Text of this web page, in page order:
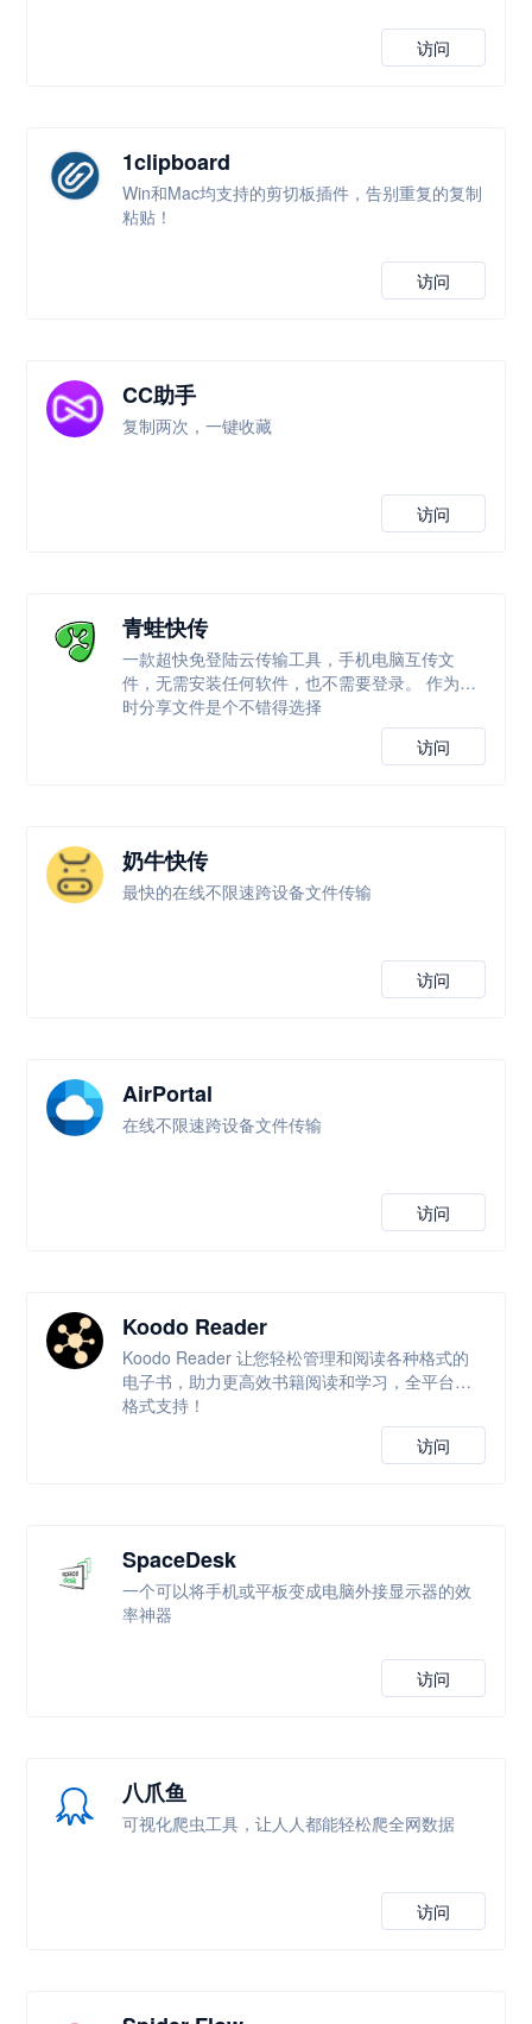
访问
1clipboard
Win和Mac均支持的剪切板插件，告别重复的复制
粘贴！
访问
CC助手
复制两次，一键收藏
访问
青蛙快传
一款超快免登陆云传输工具，手机电脑互传文
件，无需安装任何软件，也不需要登录。 作为临
时分享文件是个不错得选择
访问
奶牛快传
最快的在线不限速跨设备文件传输
访问
AirPortal
在线不限速跨设备文件传输
访问
Koodo Reader
Koodo Reader 让您轻松管理和阅读各种格式的
电子书，助力更高效书籍阅读和学习，全平台全
格式支持！
访问
SpaceDesk
一个可以将手机或平板变成电脑外接显示器的效
率神器
访问
八爪鱼
可视化爬虫工具，让人人都能轻松爬全网数据
访问